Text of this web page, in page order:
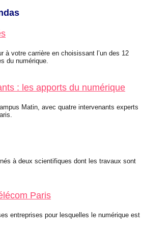
à votre carrière en choisissant l’un des 12
du numérique.
: les apports du numérique
Matin, avec quatre intervenants experts
à deux scientifiques dont les travaux sont
Paris
entreprises pour lesquelles le numérique est